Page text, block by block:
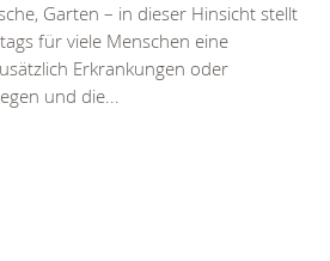
Garten – in dieser Hinsicht stellt
für viele Menschen eine
Erkrankungen oder
und die...